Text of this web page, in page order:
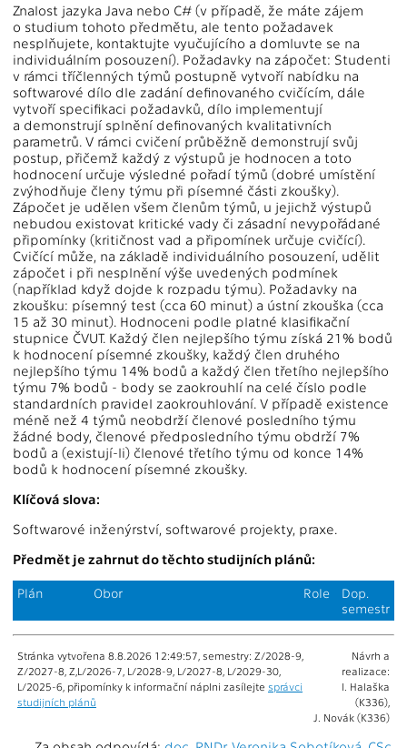
Znalost jazyka Java nebo C# (v případě, že máte zájem
o studium tohoto předmětu, ale tento požadavek
nesplňujete, kontaktujte vyučujícího a domluvte se na
individuálním posouzení). Požadavky na zápočet: Studenti
v rámci tříčlenných týmů postupně vytvoří nabídku na
softwarové dílo dle zadání definovaného cvičícím, dále
vytvoří specifikaci požadavků, dílo implementují
a demonstrují splnění definovaných kvalitativních
parametrů. V rámci cvičení průběžně demonstrují svůj
postup, přičemž každý z výstupů je hodnocen a toto
hodnocení určuje výsledné pořadí týmů (dobré umístění
zvýhodňuje členy týmu při písemné části zkoušky).
Zápočet je udělen všem členům týmů, u jejichž výstupů
nebudou existovat kritické vady či zásadní nevypořádané
připomínky (kritičnost vad a připomínek určuje cvičící).
Cvičící může, na základě individuálního posouzení, udělit
zápočet i při nesplnění výše uvedených podmínek
(například když dojde k rozpadu týmu). Požadavky na
zkoušku: písemný test (cca 60 minut) a ústní zkouška (cca
15 až 30 minut). Hodnoceni podle platné klasifikační
stupnice ČVUT. Každý člen nejlepšího týmu získá 21% bodů
k hodnocení písemné zkoušky, každý člen druhého
nejlepšího týmu 14% bodů a každý člen třetího nejlepšího
týmu 7% bodů - body se zaokrouhlí na celé číslo podle
standardních pravidel zaokrouhlování. V případě existence
méně než 4 týmů neobdrží členové posledního týmu
žádné body, členové předposledního týmu obdrží 7%
bodů a (existují-li) členové třetího týmu od konce 14%
bodů k hodnocení písemné zkoušky.
Klíčová slova:
Softwarové inženýrství, softwarové projekty, praxe.
Předmět je zahrnut do těchto studijních plánů:
Plán Obor Role
Dop.
semestr
Stránka vytvořena 8.8.2026 12:49:57, semestry: Z/2028-9,
Z/2027-8, Z,L/2026-7, L/2028-9, L/2027-8, L/2029-30,
L/2025-6, připomínky k informační náplni zasílejte správci
studijních plánů
Návrh a
realizace:
I. Halaška
(K336),
J. Novák (K336)